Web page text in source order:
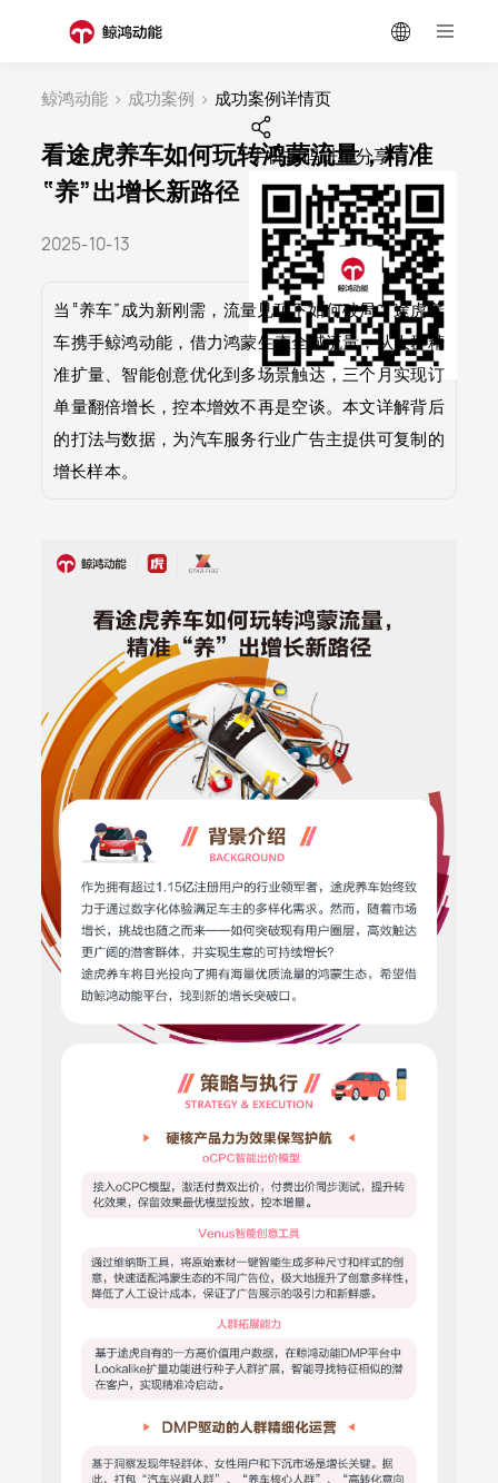
鲸鸿动能 > 成功案例 > 成功案例详情页
看途虎养车如何玩转鸿蒙流量，精准
“养”出增长新路径
2025-10-13
手机扫码进行分享
当“养车”成为新刚需，流量见顶下如何破局？途虎养
车携手鲸鸿动能，借力鸿蒙生态全域流量，从人群精
准扩量、智能创意优化到多场景触达，三个月实现订
单量翻倍增长，控本增效不再是空谈。本文详解背后
的打法与数据，为汽车服务行业广告主提供可复制的
增长样本。